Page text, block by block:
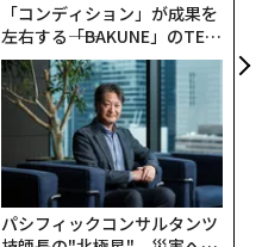
「コンディション」が成果を
左右する――「BAKUNE」のTEN
TIALが支える「挑戦者の明
日」
パシフィックコンサルタンツ